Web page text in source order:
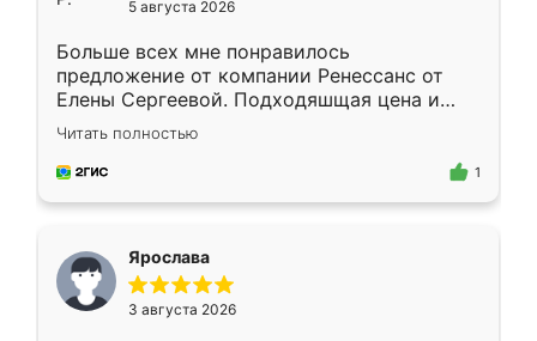
5 августа 2026
Больше всех мне понравилось
предложение от компании Ренессанс от
Елены Сергеевой. Подходяшщая цена и
короткие сроки изготовления. Приехавший
для замера сотрудник Владислав
предложил по моему эскизу самый
Читать полностью
1
Ярослава
3 августа 2026